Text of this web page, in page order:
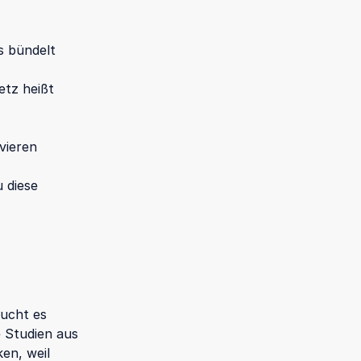
bündelt
heißt
diese
es
aus
weil